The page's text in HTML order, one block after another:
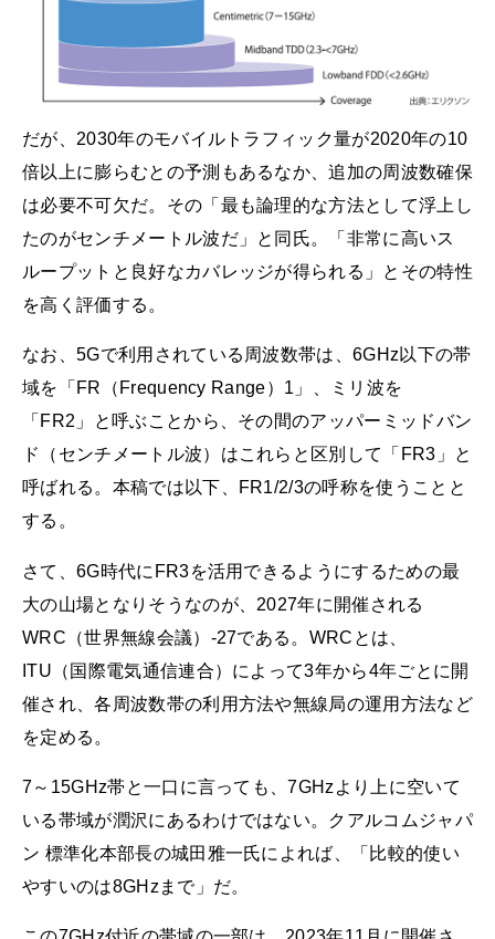
だが、2030年のモバイルトラフィック量が2020年の10
倍以上に膨らむとの予測もあるなか、追加の周波数確保
は必要不可欠だ。その「最も論理的な方法として浮上し
たのがセンチメートル波だ」と同氏。「非常に高いス
ループットと良好なカバレッジが得られる」とその特性
を高く評価する。
なお、5Gで利用されている周波数帯は、6GHz以下の帯
域を「FR（Frequency Range）1」、ミリ波を
「FR2」と呼ぶことから、その間のアッパーミッドバン
ド（センチメートル波）はこれらと区別して「FR3」と
呼ばれる。本稿では以下、FR1/2/3の呼称を使うことと
する。
さて、6G時代にFR3を活用できるようにするための最
大の山場となりそうなのが、2027年に開催される
WRC（世界無線会議）-27である。WRCとは、
ITU（国際電気通信連合）によって3年から4年ごとに開
催され、各周波数帯の利用方法や無線局の運用方法など
を定める。
7～15GHz帯と一口に言っても、7GHzより上に空いて
いる帯域が潤沢にあるわけではない。クアルコムジャパ
ン 標準化本部長の城田雅一氏によれば、「比較的使い
やすいのは8GHzまで」だ。